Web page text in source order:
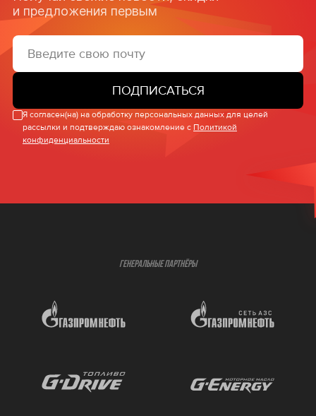
и предложения первым
ПОДПИСАТЬСЯ
Я согласен(на) на обработку персональных данных для целей
рассылки и подтверждаю ознакомление с Политикой
конфиденциальности
ГЕНЕРАЛЬНЫЕ ПАРТНЁРЫ